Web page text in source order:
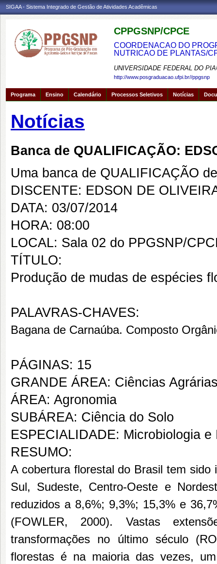
SIGAA - Sistema Integrado de Gestão de Atividades Acadêmicas
CPPGSNP/CPCE
COORDENACAO DO
NUTRICAO DE PLANTAS/
UNIVERSIDADE FEDERAL DO
http://www.posgraduacao.ufpi.br//ppgsnp
Programa Ensino Calendário Processos Seletivos Notícias
Notícias
Banca de QUALIFICAÇÃO:
Uma banca de QUALIFICAÇÃO
DISCENTE: EDSON DE
DATA: 03/07/2014
HORA: 08:00
LOCAL: Sala 02 do PPGSNP/
TÍTULO:
Produção de mudas de espécies
PALAVRAS-CHAVES:
Bagana de Carnaúba. Composto
PÁGINAS: 15
GRANDE ÁREA: Ciências
ÁREA: Agronomia
SUBÁREA: Ciência do Solo
ESPECIALIDADE: Microbiologia
RESUMO:
A cobertura florestal do Brasil tem sido
Sul, Sudeste, Centro-Oeste e
reduzidos a 8,6%; 9,3%; 15,3% e
(FOWLER, 2000). Vastas
transformações no último século
florestas é na maioria das vezes,